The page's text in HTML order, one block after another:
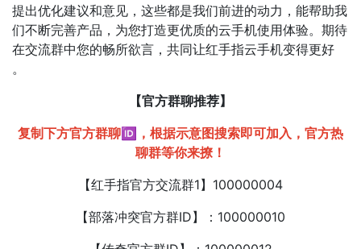
提出优化建议和意见，这些都是我们前进的动力，能帮助我
们不断完善产品，为您打造更优质的云手机使用体验。期待
在交流群中您的畅所欲言，共同让红手指云手机变得更好
。
【官方群聊推荐】
复制下方官方群聊🆔，根据示意图搜索即可加入，官方热
聊群等你来撩！
【红手指官方交流群1】100000004
【部落冲突官方群ID】：100000010